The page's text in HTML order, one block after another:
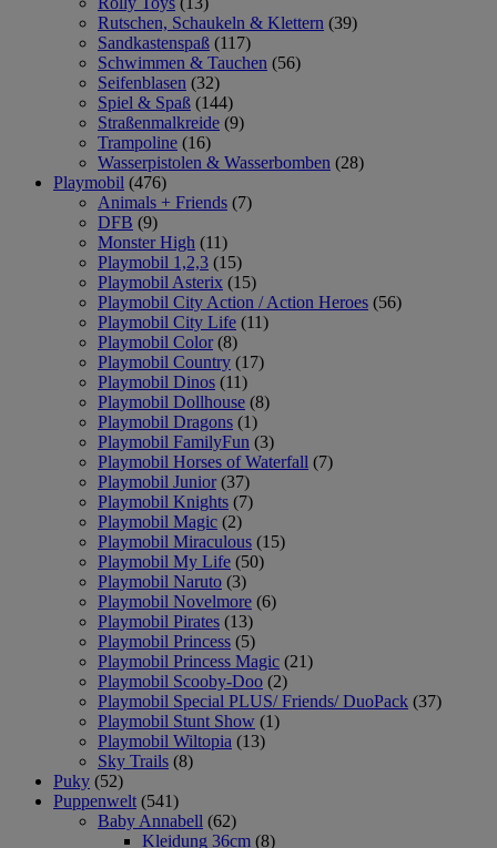
Rutschen, Schaukeln & Klettern (39)
Sandkastenspaß (117)
Schwimmen & Tauchen (56)
Seifenblasen (32)
Spiel & Spaß (144)
Straßenmalkreide (9)
Trampoline (16)
Wasserpistolen & Wasserbomben (28)
Playmobil (476)
Animals + Friends (7)
DFB (9)
Monster High (11)
Playmobil 1,2,3 (15)
Playmobil Asterix (15)
Playmobil City Action / Action Heroes (56)
Playmobil City Life (11)
Playmobil Color (8)
Playmobil Country (17)
Playmobil Dinos (11)
Playmobil Dollhouse (8)
Playmobil Dragons (1)
Playmobil FamilyFun (3)
Playmobil Horses of Waterfall (7)
Playmobil Junior (37)
Playmobil Knights (7)
Playmobil Magic (2)
Playmobil Miraculous (15)
Playmobil My Life (50)
Playmobil Naruto (3)
Playmobil Novelmore (6)
Playmobil Pirates (13)
Playmobil Princess (5)
Playmobil Princess Magic (21)
Playmobil Scooby-Doo (2)
Playmobil Special PLUS/ Friends/ DuoPack (37)
Playmobil Stunt Show (1)
Playmobil Wiltopia (13)
Sky Trails (8)
Puky (52)
Puppenwelt (541)
Baby Annabell (62)
Kleidung 36cm (8)